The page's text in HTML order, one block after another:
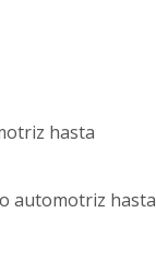
hasta
automotriz hasta